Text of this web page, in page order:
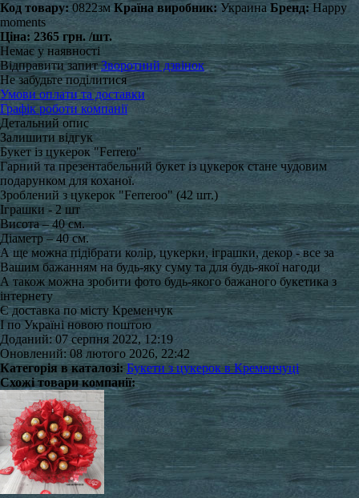
Код товару: 0822зм Країна виробник: Украина Бренд: Happy
moments
Ціна: 2365 грн. /шт.
Немає у наявності
Відправити запит Зворотний дзвінок
Не забудьте поділитися
Умови оплати та доставки
Графік роботи компанії
Детальний опис
Залишити відгук
Букет із цукерок "Ferrero"
Гарний та презентабельний букет із цукерок стане чудовим
подарунком для коханої.
Зроблений з цукерок "Ferreroo" (42 шт.)
Іграшки - 2 шт
Висота – 40 см.
Діаметр – 40 см.
А ще можна підібрати колір, цукерки, іграшки, декор - все за
Вашим бажанням на будь-яку суму та для будь-якої нагоди
А також можна зробити фото будь-якого бажаного букетика з
інтернету
Є доставка по місту Кременчук
І по Україні новою поштою
Доданий: 07 серпня 2022, 12:19
Оновлений: 08 лютого 2026, 22:42
Категорія в каталозі: Букети з цукерок в Кременчуці
Схожі товари компанії: